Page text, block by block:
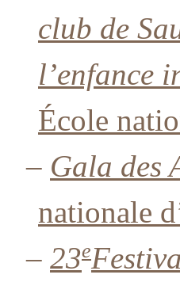
club de
l’enfance
École
– Gala des
nationale
– 23e